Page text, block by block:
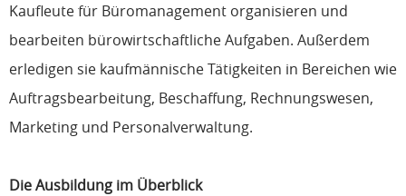
Kaufleute für Büromanagement organisieren und
bearbeiten bürowirtschaftliche Aufgaben. Außerdem
erledigen sie kaufmännische Tätigkeiten in Bereichen wie
Auftragsbearbeitung, Beschaffung, Rechnungswesen,
Marketing und Personalverwaltung.
Die Ausbildung im Überblick